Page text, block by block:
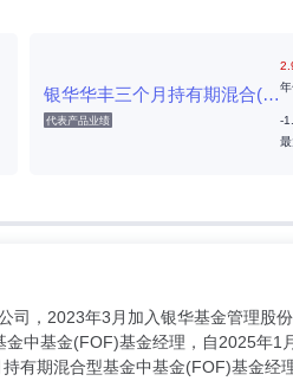
银华华丰三个月持有期混合(FOF)A
代表产品业绩
-
司，2023年3月加入银华基金管理股
中基金(FOF)基金经理，自2025年1
有期混合型基金中基金(FOF)基金